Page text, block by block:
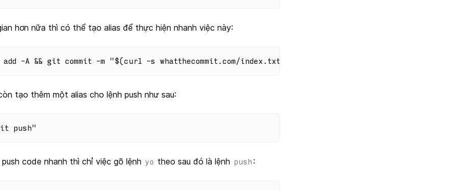
hơn nữa thì có thể tạo alias để thực hiện nhanh việc này:
-A && git commit -m "$(curl -s whatthecommit.com/index.txt)"'
tạo thêm một alias cho lệnh push như sau:
push"
code nhanh thì chỉ việc gõ lệnh yo theo sau đó là lệnh push :